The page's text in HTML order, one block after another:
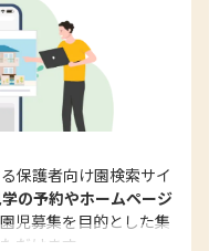
保護者向け園検索サイ
学の予約やホームページ
児募集を目的とした集
だけます。